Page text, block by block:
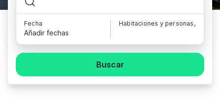
Fecha
Añadir fechas
Habitaciones y personas,
Buscar